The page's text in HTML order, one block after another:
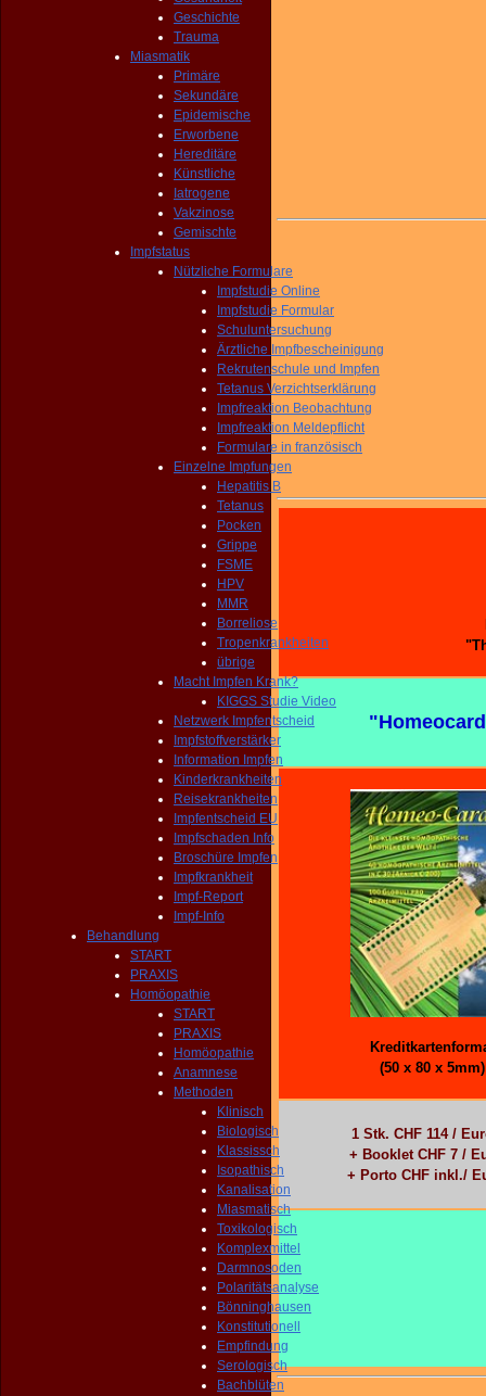
Geschichte
Trauma
Miasmatik
Primäre
Sekundäre
Epidemische
Erworbene
Hereditäre
Künstliche
Iatrogene
Vakzinose
Gemischte
Impfstatus
Nützliche Formulare
Impfstudie Online
Impfstudie Formular
Schuluntersuchung
Ärztliche Impfbescheinigung
Rekrutenschule und Impfen
Tetanus Verzichtserklärung
Impfreaktion Beobachtung
Impfreaktion Meldepflicht
Formulare in französisch
Einzelne Impfungen
Hepatitis B
Tetanus
Pocken
Grippe
FSME
HPV
MMR
Borreliose
Tropenkrankheiten
übrige
Macht Impfen Krank?
KIGGS Studie Video
Netzwerk Impfentscheid
Impfstoffverstärker
Information Impfen
Kinderkrankheiten
Reisekrankheiten
Impfentscheid EU
Impfschaden Info
Broschüre Impfen
Impfkrankheit
Impf-Report
Impf-Info
Behandlung
START
PRAXIS
Homöopathie
START
PRAXIS
Homöopathie
Anamnese
Methoden
Klinisch
Biologisch
Klassissch
Isopathisch
Kanalisation
Miasmatisch
Toxikologisch
Komplexmittel
Darmnosoden
Polaritätsanalyse
Bönninghausen
Konstitutionell
Empfindung
Serologisch
Bachblüten
(50 x 80 x 5mm)
1 Stk. CHF 114 /
+ Booklet CHF 7 /
+ Porto CHF inkl./